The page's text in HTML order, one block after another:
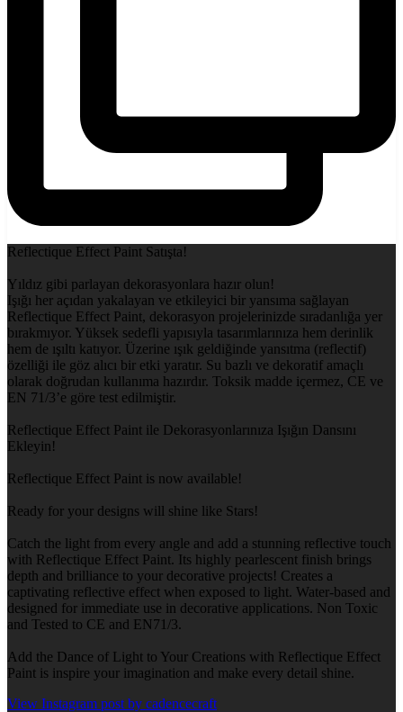
Reflectique Effect Paint Satışta!
Yıldız gibi parlayan dekorasyonlara hazır olun!
Işığı her açıdan yakalayan ve etkileyici bir yansıma sağlayan
Reflectique Effect Paint, dekorasyon projelerinizde sıradanlığa yer
bırakmıyor. Yüksek sedefli yapısıyla tasarımlarınıza hem derinlik
hem de ışıltı katıyor. Üzerine ışık geldiğinde yansıtma (reflectif)
özelliği ile göz alıcı bir etki yaratır. Su bazlı ve dekoratif amaçlı
olarak doğrudan kullanıma hazırdır. Toksik madde içermez, CE ve
EN 71/3’e göre test edilmiştir.
Reflectique Effect Paint ile Dekorasyonlarınıza Işığın Dansını
Ekleyin!
Reflectique Effect Paint is now available!
Ready for your designs will shine like Stars!
Catch the light from every angle and add a stunning reflective touch
with Reflectique Effect Paint. Its highly pearlescent finish brings
depth and brilliance to your decorative projects! Creates a
captivating reflective effect when exposed to light. Water-based and
designed for immediate use in decorative applications. Non Toxic
and Tested to CE and EN71/3.
Add the Dance of Light to Your Creations with Reflectique Effect
Paint is inspire your imagination and make every detail shine.
View Instagram post by cadencecraft